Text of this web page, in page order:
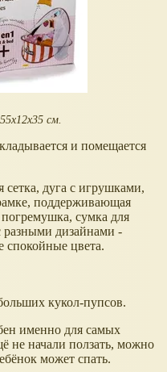
см.
и помещается
сетка, дуга с игрушками,
поддерживающая
сумка для
разными дизайнами -
спокойные цвета.
кукол-пупсов.
именно для самых
не начали ползать, можно
может спать.